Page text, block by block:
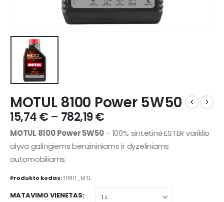
MOTUL 8100 Power 5W50
15,74€ – 782,19€
MOTUL 8100 Power 5W50– 100% sintetinė ESTER variklio
alyva galingiems benzininiams ir dyzeliniams
automobiliams.
Produkto kodas:111811_MTL
MATAVIMO VIENETAS